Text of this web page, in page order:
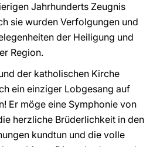
Jahrhunderts Zeugnis
sie wurden Verfolgungen und
der Heiligung und
Region.
der katholischen Kirche
ein einziger Lobgesang auf
Er möge eine Symphonie von
herzliche Brüderlichkeit in den
kundtun und die volle